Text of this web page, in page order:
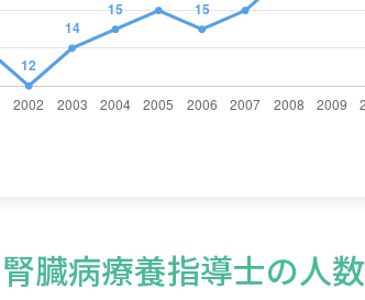
臓病療養指導士の人数